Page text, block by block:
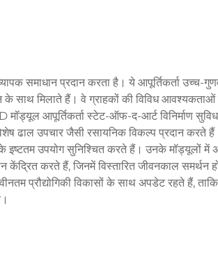
समाधान प्रदान करता है। ये आपूर्तिकर्ता उच्च-
के साथ मिलाते हैं। वे ग्राहकों की विविध आवश्यकताओं
आपूर्तिकर्ता स्टेट-ऑफ-द-आर्ट विनिर्माण
ढाल उपचार जैसी रसायनिक विकल्प प्रदान करते
के इष्टतम उपयोग सुनिश्चित करते हैं। उनके मॉड्यूलों में
केंद्रित करते हैं, जिनमें विस्तारित जीवनकाल समर्थन
प्रौद्योगिकी विकासों के साथ अपडेट रहते हैं,